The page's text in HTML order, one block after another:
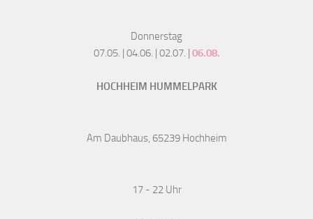
Donnerstag
07.05. | 04.06. | 02.07. | 06.08.
HOCHHEIM HUMMELPARK
Am Daubhaus, 65239 Hochheim
17 - 22 Uhr